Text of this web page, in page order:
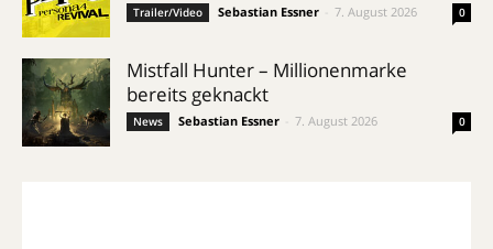
Trailer/Video Sebastian Essner 7. August 2026 0
Mistfall Hunter – Millionenmarke
bereits geknackt
News Sebastian Essner 7. August 2026 0